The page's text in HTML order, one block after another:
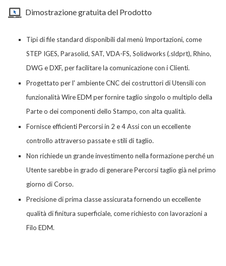
Dimostrazione gratuita del Prodotto
Tipi di file standard disponibili dal menù Importazioni, come
STEP IGES, Parasolid, SAT, VDA-FS, Solidworks (.sldprt), Rhino,
DWG e DXF, per facilitare la comunicazione con i Clienti.
Progettato per l' ambiente CNC dei costruttori di Utensili con
funzionalità Wire EDM per fornire taglio singolo o multiplo della
Parte o dei componenti dello Stampo, con alta qualità.
Fornisce efficienti Percorsi in 2 e 4 Assi con un eccellente
controllo attraverso passate e stili di taglio.
Non richiede un grande investimento nella formazione perché un
Utente sarebbe in grado di generare Percorsi taglio già nel primo
giorno di Corso.
Precisione di prima classe assicurata fornendo un eccellente
qualità di finitura superficiale, come richiesto con lavorazioni a
Filo EDM.